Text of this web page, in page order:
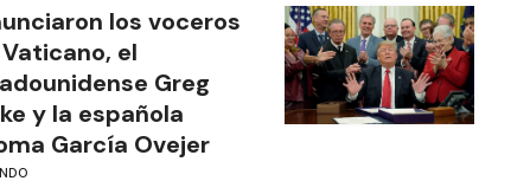
los voceros
el
Greg
y la española
García Ovejer